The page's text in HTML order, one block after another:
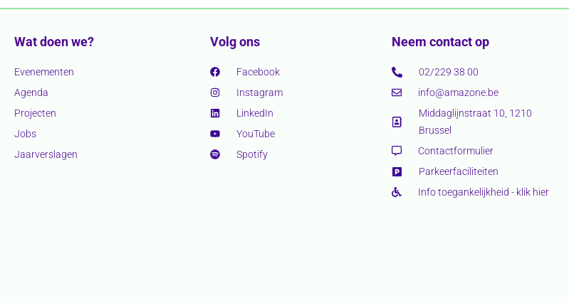
Wat doen we?
Evenementen
Agenda
Projecten
Jobs
Jaarverslagen
Volg ons
Facebook
Instagram
LinkedIn
YouTube
Spotify
Neem contact op
02/229 38 00
info@amazone.be
Middaglijnstraat 10, 1210
Brussel
Contactformulier
Parkeerfaciliteiten
Info toegankelijkheid - klik hier